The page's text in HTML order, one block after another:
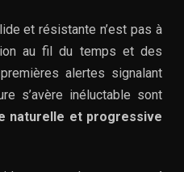
et résistante n’est pas à
au fil du temps et des
alertes signalant
s’avère inéluctable sont
naturelle et progressive